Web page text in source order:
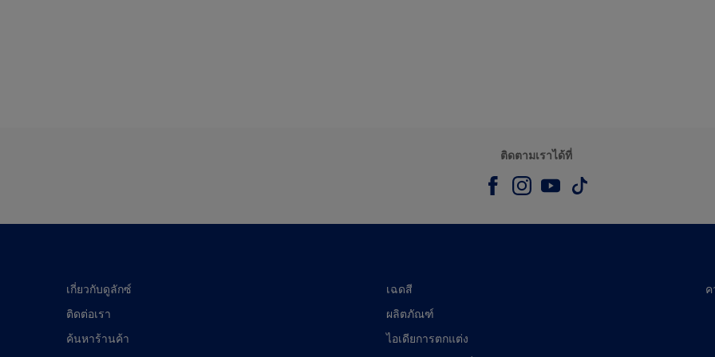
ติดตามเราได้ที่
เกี่ยวกับดูลักซ์
ติดต่อเรา
ค้นหาร้านค้า
เฉดสี
ผลิตภัณฑ์
ไอเดียการตกแต่ง